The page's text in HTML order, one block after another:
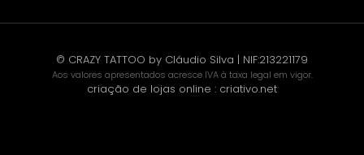
© CRAZY TATTOO by Cláudio Silva | NIF:213221179
Aos valores apresentados acresce IVA à taxa legal em vigor.
criação de lojas online : criativo.net